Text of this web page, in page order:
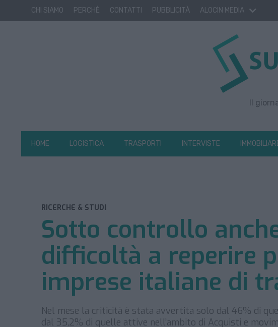
CHI SIAMO PERCHÈ CONTATTI PUBBLICITÀ ALOCIN MEDIA
Il
HOME LOGISTICA TRASPORTI INTERVISTE
RICERCHE & STUDI
Sotto controllo
difficoltà a reperire
imprese italiane di
Nel mese la criticità è stata avvertita solo dal 46% di
dal 35,2% di quelle attive nell’ambito di Acquisti e